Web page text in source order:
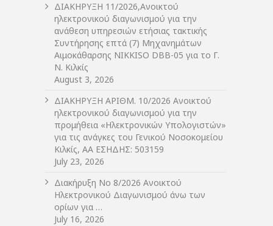
ΔIΑΚΗΡΥΞΗ 11/2026,Ανοικτού
ηλεκτρονικού διαγωνισμού για την
ανάθεση υπηρεσιών ετήσιας τακτικής
Συντήρησης επτά (7) Μηχανημάτων
Αιμοκάθαρσης NIKKISO DBB-05 για το Γ.
Ν. Κιλκίς
August 3, 2026
ΔIΑΚΗΡΥΞΗ ΑΡIΘΜ. 10/2026 Ανοικτού
ηλεκτρονικού διαγωνισμού για την
προμήθεια «Ηλεκτρονικών Υπολογιστών»
για τις ανάγκες του Γενικού Νοσοκομείου
Κιλκίς, ΑΑ ΕΣΗΔΗΣ: 503159
July 23, 2026
Διακήρυξη Νο 8/2026 Ανοικτού
Ηλεκτρονικού Διαγωνισμού άνω των
ορίων για …
July 16, 2026